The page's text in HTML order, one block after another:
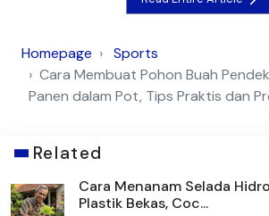
Homepage
Sports
Cara Membuat Pohon Buah
Panen dalam Pot, Tips Praktis dan
Related
Cara Menanam Selada
Plastik Bekas, Coc...